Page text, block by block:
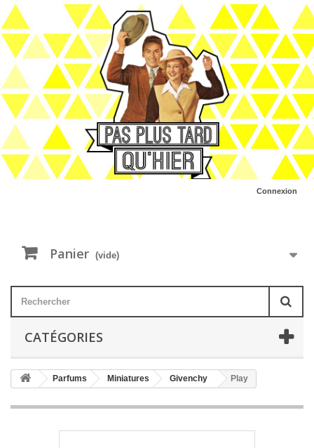
Connexion
Panier (vide)
CATÉGORIES
Parfums Miniatures Givenchy Play